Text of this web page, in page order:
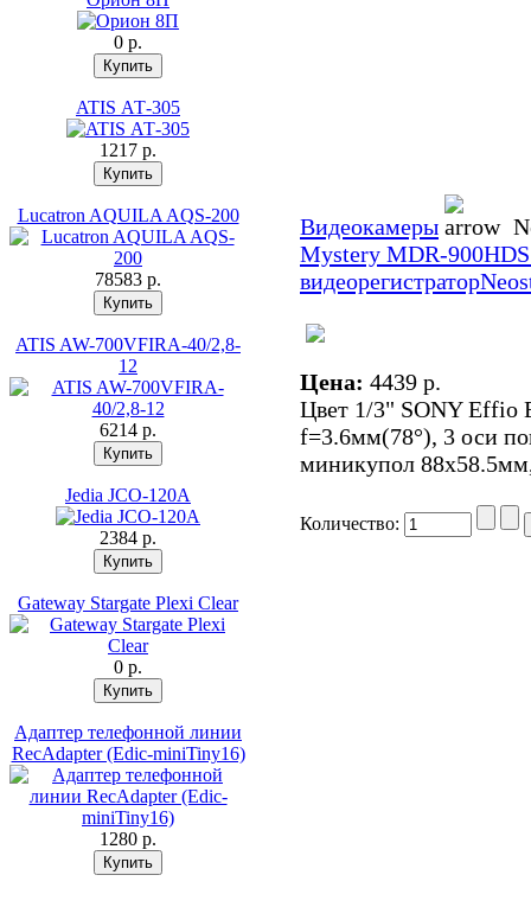
0 p.
ATIS АТ-305
1217 p.
Lucatron AQUILA AQS-200
78583 p.
ATIS AW-700VFIRA-40/2,8-
12
6214 p.
Jedia JCO-120A
2384 p.
Gateway Stargate Plexi Clear
0 p.
Адаптер телефонной линии
RecAdapter (Edic-miniTiny16)
1280 p.
Видеокамеры
Mystery MDR-
видеорегистратор
Цена: 4439 p.
Цвет 1/3" SONY Effio
f=3.6мм(78°), 3 оси
миникупол
Количество: